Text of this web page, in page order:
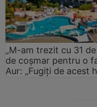
„M-am trezit cu 31
de coșmar pentru o
Aur: „Fugiți de acest